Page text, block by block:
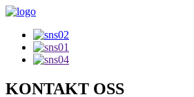
KONTAKT OSS